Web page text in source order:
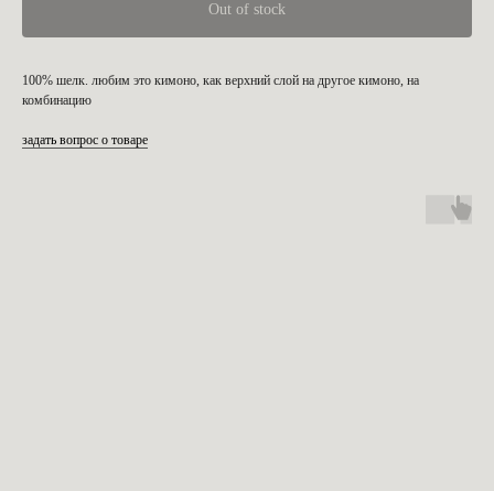
Out of stock
100% шелк. любим это кимоно, как верхний слой на другое кимоно, на
комбинацию
задать вопрос о товаре